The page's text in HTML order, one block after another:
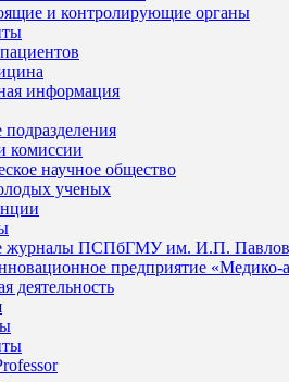
и контролирующие органы
информация
комиссии
научное общество
ученых
журналы ПСПбГМУ им. И.П.
предприятие «Медико-
деятельность